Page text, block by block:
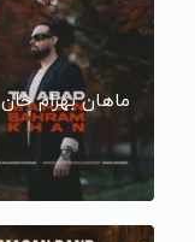
ماهان بهرام خان